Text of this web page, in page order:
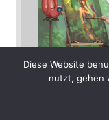
Diese Website
nutzt, gehen